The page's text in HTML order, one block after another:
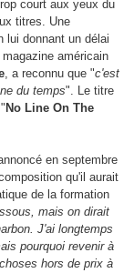
court aux yeux du
titres. Une
lui donnant un délai
américain
, a reconnu que "c'est
du temps". Le titre
No Line On The
en septembre
qu'il aurait
de la formation
mais on dirait
J'ai longtemps
pourquoi revenir à
hors de prix à